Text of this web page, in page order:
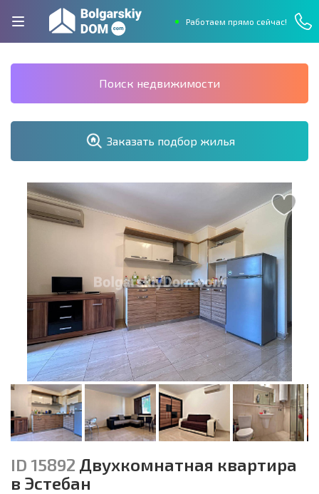
Работаем прямо сейчас!
Поиск недвижимости
Заказать подбор жилья
ID 15892 Двухкомнатная квартира
в Эстебан